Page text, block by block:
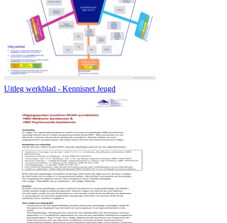
Uitleg werkblad - Kennisnet Jeugd